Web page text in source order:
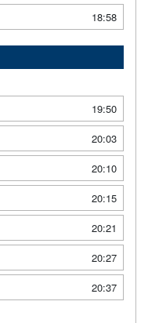
18:58
19:50
20:03
20:10
20:15
20:21
20:27
20:37